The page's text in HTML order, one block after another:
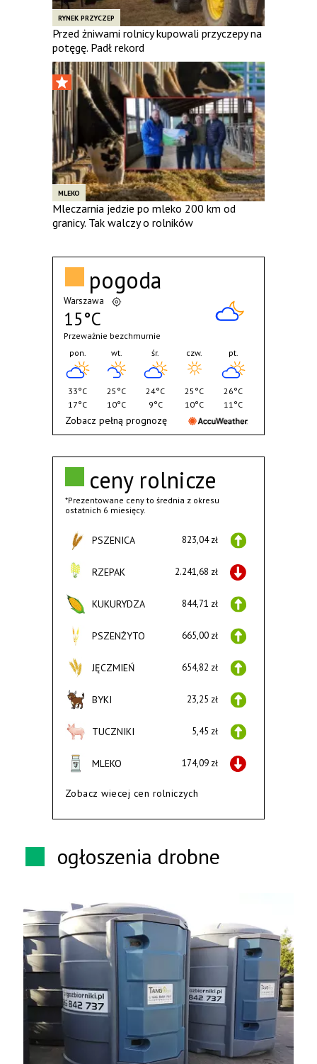
RYNEK PRZYCZEP
Przed żniwami rolnicy kupowali przyczepy na
potęgę. Padł rekord
MLEKO
Mleczarnia jedzie po mleko 200 km od
granicy. Tak walczy o rolników
ceny rolnicze
*Prezentowane ceny to średnia z okresu
ostatnich 6 miesięcy.
PSZENICA 823,04 zł
RZEPAK 2.241,68 zł
KUKURYDZA 844,71 zł
PSZENŻYTO 665,00 zł
JĘCZMIEŃ 654,82 zł
BYKI 23,25 zł
TUCZNIKI 5,45 zł
MLEKO 174,09 zł
Zobacz wiecej cen rolniczych
pogoda
Warszawa
15°C
Przeważnie bezchmurnie
pon.
33°C
17°C
wt.
25°C
10°C
śr.
24°C
9°C
czw.
25°C
10°C
pt.
26°C
11°C
Zobacz pełną prognozę
ogłoszenia drobne